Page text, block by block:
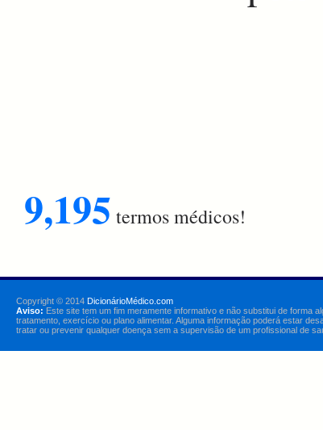
9,195 termos médicos!
Copyright © 2014 DicionárioMédico.com
Aviso: Este site tem um fim meramente informativo e não substitui de forma
tratamento, exercício ou plano alimentar. Alguma informação poderá estar
tratar ou prevenir qualquer doença sem a supervisão de um profissional de